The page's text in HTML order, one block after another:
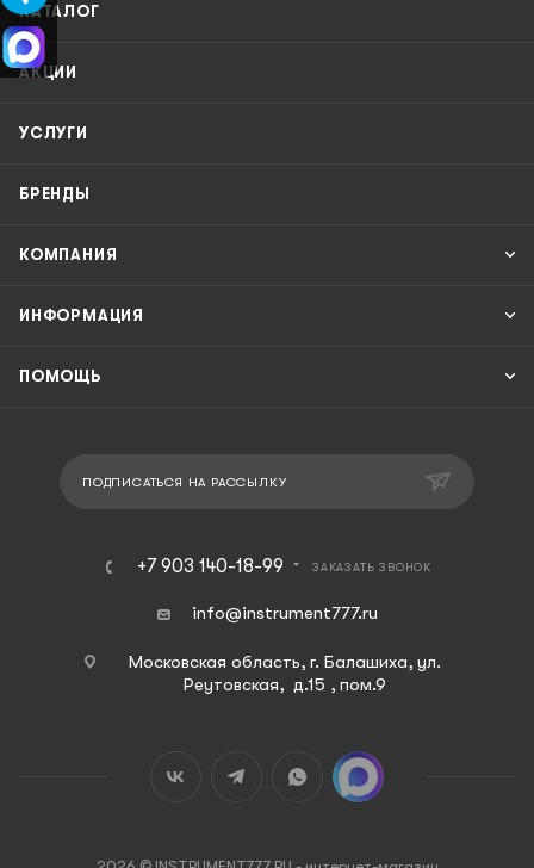
КАТАЛОГ
АКЦИИ
УСЛУГИ
БРЕНДЫ
КОМПАНИЯ
ИНФОРМАЦИЯ
ПОМОЩЬ
ПОДПИСАТЬСЯ НА РАССЫЛКУ
+7 903 140-18-99 ЗАКАЗАТЬ ЗВОНОК
info@instrument777.ru
Московская область, г. Балашиха, ул.
Реутовская, д.15 , пом.9